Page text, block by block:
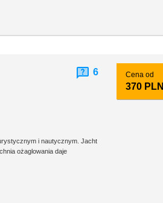
6
i nautycznym. Jacht
ożaglowania daje
Cena od
370 PLN